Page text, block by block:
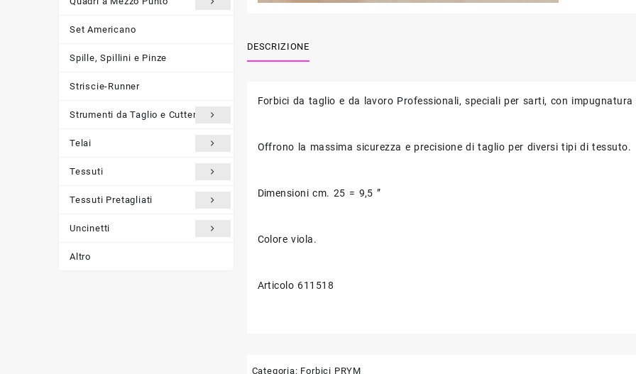
Set Americano
Spille, Spillini e Pinze
Striscie-Runner
Strumenti da Taglio e Cutter
Telai
Tessuti
Tessuti Pretagliati
Uncinetti
Altro
DESCRIZIONE
Forbici da taglio e da lavoro Professionali, speciali per sarti, con
Offrono la massima sicurezza e precisione di taglio per diversi tipi di tessuto.
Dimensioni cm. 25 = 9,5 ”
Colore viola.
Articolo 611518
Categoria: Forbici PRYM